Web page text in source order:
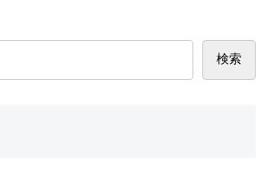
検索